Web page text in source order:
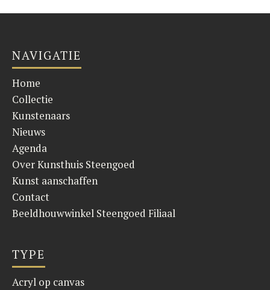
NAVIGATIE
Home
Collectie
Kunstenaars
Nieuws
Agenda
Over Kunsthuis Steengoed
Kunst aanschaffen
Contact
Beeldhouwwinkel Steengoed Filiaal
TYPE
Acryl op canvas